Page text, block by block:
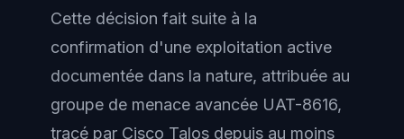
Cette décision fait suite à la
confirmation d'une exploitation active
documentée dans la nature, attribuée au
groupe de menace avancée UAT-8616,
tracé par Cisco Talos depuis au moins